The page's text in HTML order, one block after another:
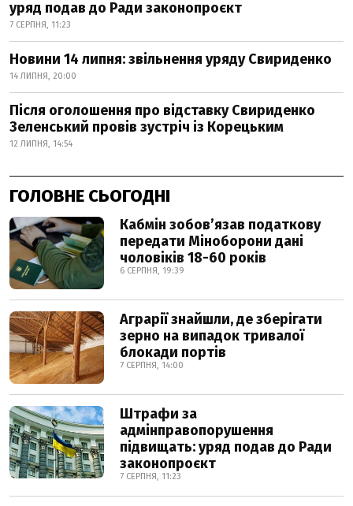
уряд подав до Ради законопроєкт
7 СЕРПНЯ, 11:23
Новини 14 липня: звільнення уряду Свириденко
14 ЛИПНЯ, 20:00
Після оголошення про відставку Свириденко
Зеленський провів зустріч із Корецьким
12 ЛИПНЯ, 14:54
ГОЛОВНЕ СЬОГОДНІ
Кабмін зобовʼязав податкову
передати Міноборони дані
чоловіків 18-60 років
6 СЕРПНЯ, 19:39
Аграрії знайшли, де зберігати
зерно на випадок тривалої
блокади портів
7 СЕРПНЯ, 14:00
Штрафи за
адмінправопорушення
підвищать: уряд подав до Ради
законопроєкт
7 СЕРПНЯ, 11:23